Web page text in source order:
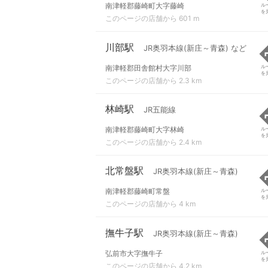
南津軽郡藤崎町大字藤崎
このページの店舗から 601 m
ル
を
川部駅 JR奥羽本線(新庄～青森) など
南津軽郡田舎館村大字川部
このページの店舗から 2.3 km
ル
を
林崎駅 JR五能線
南津軽郡藤崎町大字林崎
このページの店舗から 2.4 km
ル
を
北常盤駅 JR奥羽本線(新庄～青森)
南津軽郡藤崎町常盤
このページの店舗から 4 km
ル
を
撫牛子駅 JR奥羽本線(新庄～青森)
弘前市大字撫牛子
このページの店舗から 4.2 km
ル
を